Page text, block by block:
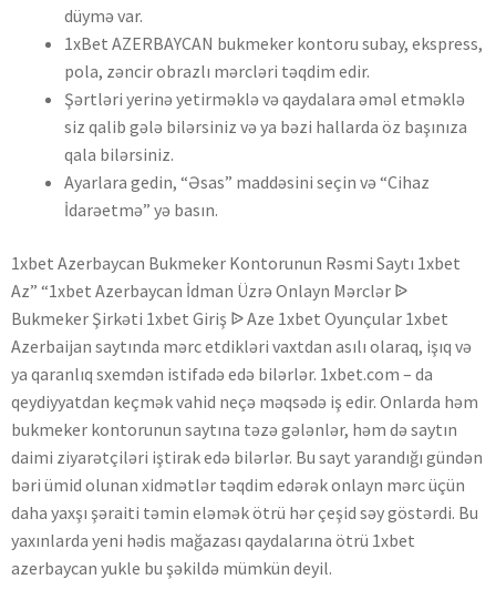
düymə var.
1xBet AZERBAYCAN bukmeker kontoru subay, ekspress,
pola, zəncir obrazlı mərcləri təqdim edir.
Şərtləri yerinə yetirməklə və qaydalara əməl etməklə
siz qalib gələ bilərsiniz və ya bəzi hallarda öz başınıza
qala bilərsiniz.
Ayarlara gedin, “Əsas” maddəsini seçin və “Cihaz
İdarəetmə” yə basın.
1xbet Azerbaycan Bukmeker Kontorunun Rəsmi Saytı 1xbet
Az” “1xbet Azerbaycan İdman Üzrə Onlayn Mərclər ᐉ
Bukmeker Şirkəti 1xbet Giriş ᐉ Aze 1xbet Oyunçular 1xbet
Azerbaijan saytında mərc etdikləri vaxtdan asılı olaraq, işıq və
ya qaranlıq sxemdən istifadə edə bilərlər. 1xbet.com – da
qeydiyyatdan keçmək vahid neçə məqsədə iş edir. Onlarda həm
bukmeker kontorunun saytına təzə gələnlər, həm də saytın
daimi ziyarətçiləri iştirak edə bilərlər. Bu sayt yarandığı gündən
bəri ümid olunan xidmətlər təqdim edərək onlayn mərc üçün
daha yaxşı şəraiti təmin eləmək ötrü hər çeşid səy göstərdi. Bu
yaxınlarda yeni hədis mağazası qaydalarına ötrü 1xbet
azerbaycan yukle bu şəkildə mümkün deyil.